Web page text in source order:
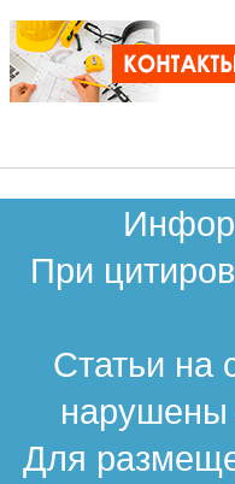
При
Статьи на
нарушены
Для